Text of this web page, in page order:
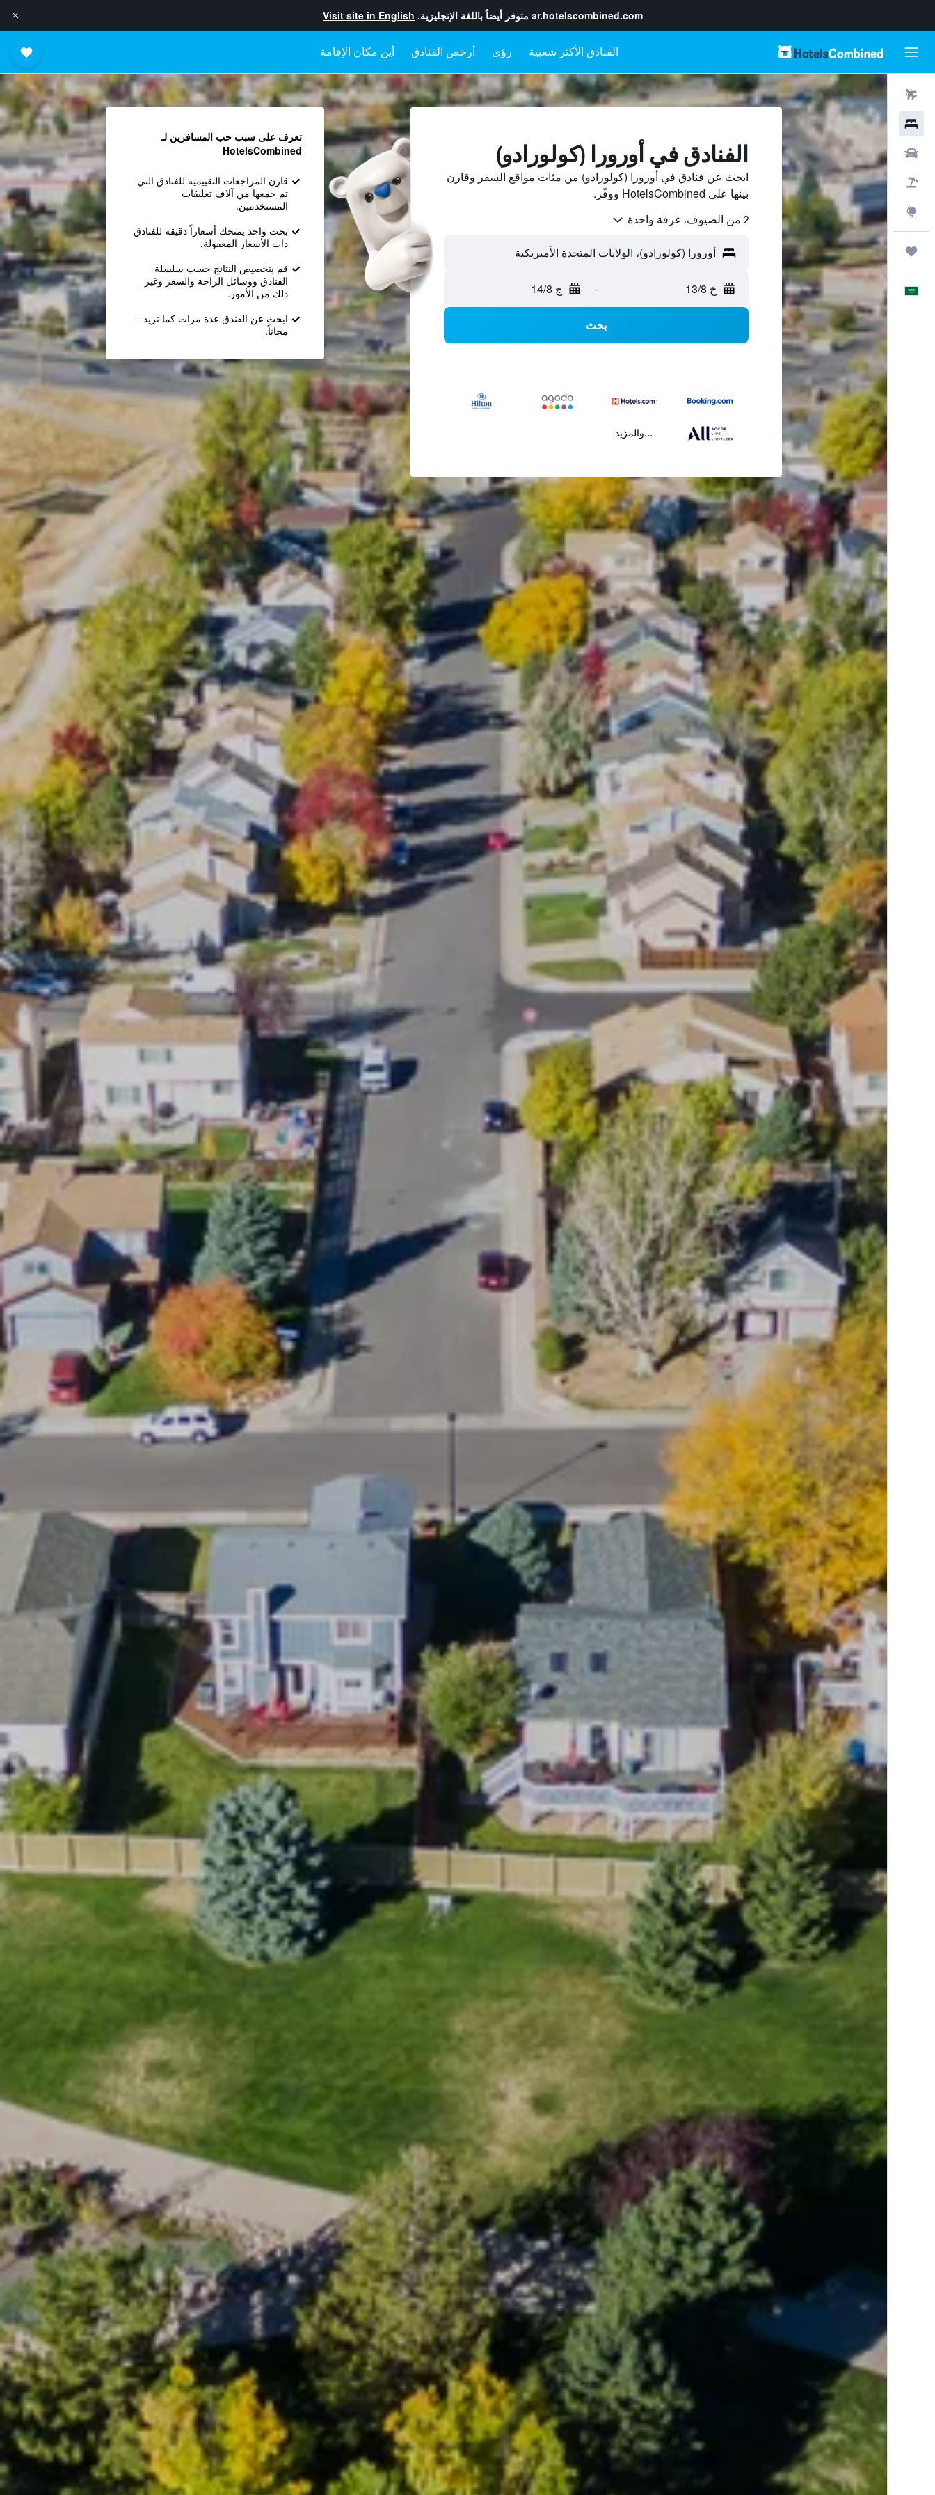
ar.hotelscombined.com متوفر أيضاً باللغة الإنجليزية. Visit site in English
رؤى أرخص الفنادق أين مكان الإقامة
رحلات طيران
فنادق
سيارات
حزم العروض
استكشاف
رحلات
العَرَبِيَّة
الفنادق في أورورا (كولورادو)
ابحث عن فنادق في أورورا (كولورادو) من مئات مواقع السفر وقارن
بينها على HotelsCombined ووفّر.
2 من الضيوف، غرفة واحدة
خ 13/8 - ج 14/8
بحث
...والمزيد
تعرف على سبب حب المسافرين لـ
HotelsCombined
قارن المراجعات التقييمية للفنادق التي
تم جمعها من آلاف تعليقات
المستخدمين.
بحث واحد يمنحك أسعاراً دقيقة للفنادق
ذات الأسعار المعقولة.
قم بتخصيص النتائج حسب سلسلة
الفنادق ووسائل الراحة والسعر وغير
ذلك من الأمور.
ابحث عن الفندق عدة مرات كما تريد -
مجاناً.